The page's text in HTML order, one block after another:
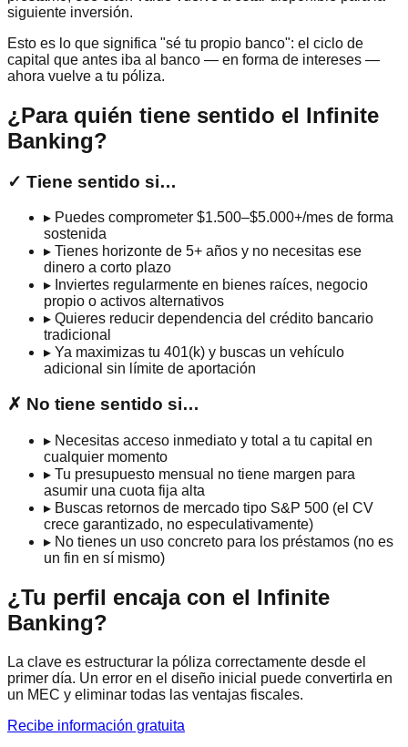
siguiente inversión.
Esto es lo que significa "sé tu propio banco": el ciclo de
capital que antes iba al banco — en forma de intereses —
ahora vuelve a tu póliza.
¿Para quién tiene sentido el Infinite
Banking?
✓ Tiene sentido si…
▸ Puedes comprometer $1.500–$5.000+/mes de forma
sostenida
▸ Tienes horizonte de 5+ años y no necesitas ese
dinero a corto plazo
▸ Inviertes regularmente en bienes raíces, negocio
propio o activos alternativos
▸ Quieres reducir dependencia del crédito bancario
tradicional
▸ Ya maximi­zas tu 401(k) y buscas un vehículo
adicional sin límite de aportación
✗ No tiene sentido si…
▸ Necesitas acceso inmediato y total a tu capital en
cualquier momento
▸ Tu presupuesto mensual no tiene margen para
asumir una cuota fija alta
▸ Buscas retornos de mercado tipo S&P 500 (el CV
crece garantizado, no especulativamente)
▸ No tienes un uso concreto para los préstamos (no es
un fin en sí mismo)
¿Tu perfil encaja con el Infinite
Banking?
La clave es estructurar la póliza correctamente desde el
primer día. Un error en el diseño inicial puede convertirla en
un MEC y eliminar todas las ventajas fiscales.
Recibe información gratuita